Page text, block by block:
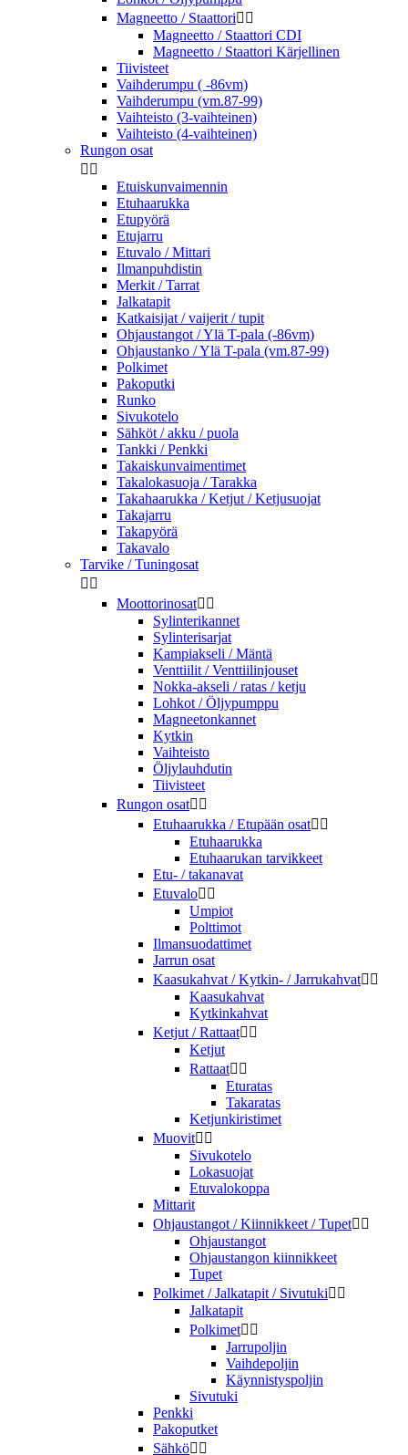
Magneetto / Staattori 
Magneetto / Staattori CDI
Magneetto / Staattori Kärjellinen
Tiivisteet
Vaihderumpu ( -86vm)
Vaihderumpu (vm.87-99)
Vaihteisto (3-vaihteinen)
Vaihteisto (4-vaihteinen)
Rungon osat
 
Etuiskunvaimennin
Etuhaarukka
Etupyörä
Etujarru
Etuvalo / Mittari
Ilmanpuhdistin
Merkit / Tarrat
Jalkatapit
Katkaisijat / vaijerit / tupit
Ohjaustangot / Ylä T-pala (-86vm)
Ohjaustanko / Ylä T-pala (vm.87-99)
Polkimet
Pakoputki
Runko
Sivukotelo
Sähköt / akku / puola
Tankki / Penkki
Takaiskunvaimentimet
Takalokasuoja / Tarakka
Takahaarukka / Ketjut / Ketjusuojat
Takajarru
Takapyörä
Takavalo
Tarvike / Tuningosat
 
Moottorinosat 
Sylinterikannet
Sylinterisarjat
Kampiakseli / Mäntä
Venttiilit / Venttiilinjouset
Nokka-akseli / ratas / ketju
Lohkot / Öljypumppu
Magneetonkannet
Kytkin
Vaihteisto
Öljylauhdutin
Tiivisteet
Rungon osat 
Etuhaarukka / Etupään osat 
Etuhaarukka
Etuhaarukan tarvikkeet
Etu- / takanavat
Etuvalo 
Umpiot
Polttimot
Ilmansuodattimet
Jarrun osat
Kaasukahvat / Kytkin- / Jarrukahvat 
Kaasukahvat
Kytkinkahvat
Ketjut / Rattaat 
Ketjut
Rattaat 
Eturatas
Takaratas
Ketjunkiristimet
Muovit 
Sivukotelo
Lokasuojat
Etuvalokoppa
Mittarit
Ohjaustangot / Kiinnikkeet / Tupet 
Ohjaustangot
Ohjaustangon kiinnikkeet
Tupet
Polkimet / Jalkatapit / Sivutuki 
Jalkatapit
Polkimet 
Jarrupoljin
Vaihdepoljin
Käynnistyspoljin
Sivutuki
Penkki
Pakoputket
Sähkö 